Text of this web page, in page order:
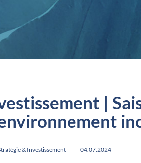
|
& Investissement 04.07.2024